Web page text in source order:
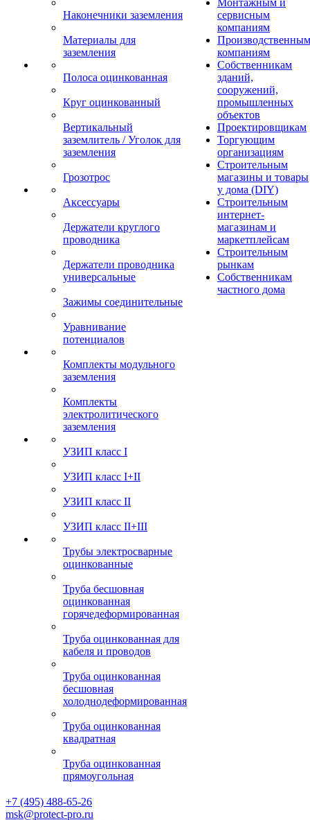
Наконечники заземления
Материалы для
заземления
Полоса оцинкованная
Круг оцинкованный
Вертикальный
заземлитель / Уголок для
заземления
Грозотрос
Аксессуары
Держатели круглого
проводника
Держатели проводника
универсальные
Зажимы соединительные
Уравнивание
потенциалов
Комплекты модульного
заземления
Комплекты
электролитического
заземления
УЗИП класс I
УЗИП класс I+II
УЗИП класс II
УЗИП класс II+III
Трубы электросварные
оцинкованные
Труба бесшовная
оцинкованная
горячедеформированная
Труба оцинкованная для
кабеля и проводов
Труба оцинкованная
бесшовная
холоднодеформированная
Труба оцинкованная
квадратная
Труба оцинкованная
прямоугольная
Монтажным и
сервисным
компаниям
Производственным
компаниям
Собственникам
зданий,
сооружений,
промышленных
объектов
Проектировщикам
Торгующим
организациям
Строительным
магазины и товары
у дома (DIY)
Строительным
интернет-
магазинам и
маркетплейсам
Строительным
рынкам
Собственникам
частного дома
+7 (495) 488-65-26
msk@protect-pro.ru